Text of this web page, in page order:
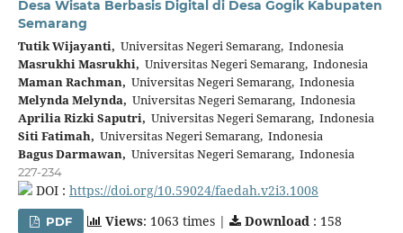
Desa Wisata Berbasis Digital di Desa Gogik Kabupaten
Semarang
Tutik Wijayanti, Universitas Negeri Semarang, Indonesia
Masrukhi Masrukhi, Universitas Negeri Semarang, Indonesia
Maman Rachman, Universitas Negeri Semarang, Indonesia
Melynda Melynda, Universitas Negeri Semarang, Indonesia
Aprilia Rizki Saputri, Universitas Negeri Semarang, Indonesia
Siti Fatimah, Universitas Negeri Semarang, Indonesia
Bagus Darmawan, Universitas Negeri Semarang, Indonesia
227-234
DOI : https://doi.org/10.59024/faedah.v2i3.1008
PDF Views: 1063 times | Download : 158